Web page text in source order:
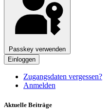
Passkey verwenden
Einloggen
Zugangsdaten vergessen?
Anmelden
Aktuelle Beiträge